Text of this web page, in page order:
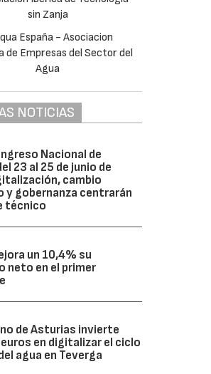
NOTICIAS
Nacional de
23 al 25 de junio de
cambio
y gobernanza centrarán
técnico
un 10,4% su
neto en el primer
de Asturias invierte
en digitalizar el ciclo
agua en Teverga